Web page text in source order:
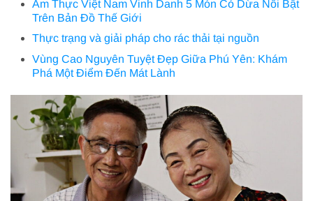
Ẩm Thực Việt Nam Vinh Danh 5 Món Có Dừa Nổi Bật
Trên Bản Đồ Thế Giới
Thực trạng và giải pháp cho rác thải tại nguồn
Vùng Cao Nguyên Tuyệt Đẹp Giữa Phú Yên: Khám
Phá Một Điểm Đến Mát Lành